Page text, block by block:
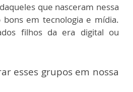
que nasceram nessa
em tecnologia e mídia.
filhos da era digital ou
esses grupos em nossa